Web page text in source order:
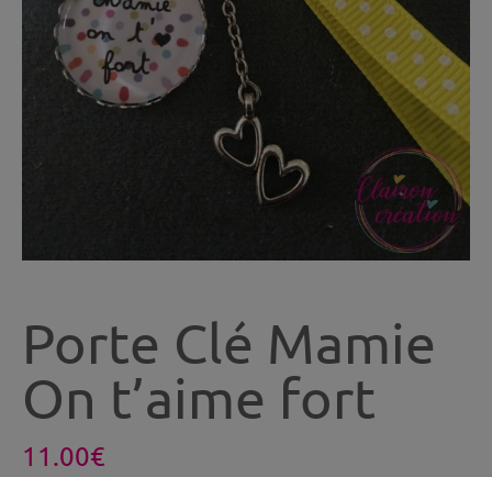
Porte Clé Mamie
On t’aime fort
11.00€